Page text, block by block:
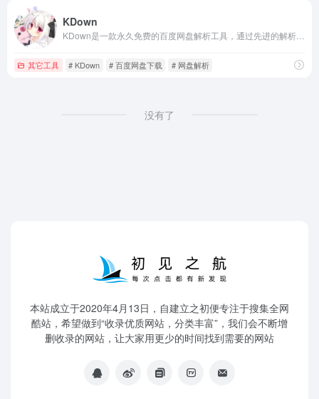
KDown
其它工具 # KDown # 百度网盘下载 # 网盘解析
没有了
本站成立于2020年4月13日，自建立之初便专注于搜集全网
酷站，希望做到“收录优质网站，分类丰富”，我们会不断增
删收录的网站，让大家用更少的时间找到需要的网站